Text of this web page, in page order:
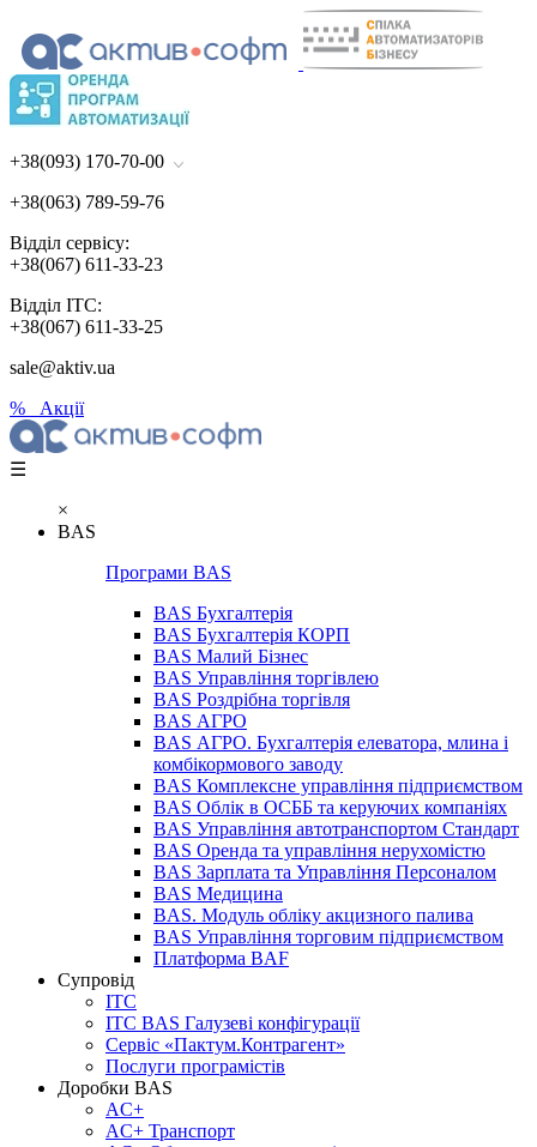
+38(093) 170-70-00
+38(063) 789-59-76
Відділ сервісу:
+38(067) 611-33-23
Відділ ІТС:
+38(067) 611-33-25
sale@aktiv.ua
% Акції
☰
×
BAS
Програми BAS
BAS Бухгалтерія
BAS Бухгалтерія КОРП
BAS Малий Бізнес
BAS Управління торгівлею
BAS Роздрібна торгівля
BAS АГРО
BAS АГРО. Бухгалтерія елеватора, млина і
комбікормового заводу
BAS Комплексне управління підприємством
BAS Облік в ОСББ та керуючих компаніях
BAS Управління автотранспортом Стандарт
BAS Оренда та управління нерухомістю
BAS Зарплата та Управління Персоналом
BAS Медицина
BAS. Модуль обліку акцизного палива
BAS Управління торговим підприємством
Платформа BAF
Супровід
ІТС
ІТС BAS Галузеві конфігурації
Сервіс «Пактум.Контрагент»
Послуги програмістів
Доробки BAS
AC+
AC+ Транспорт